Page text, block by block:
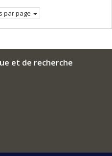
par page
et de recherche